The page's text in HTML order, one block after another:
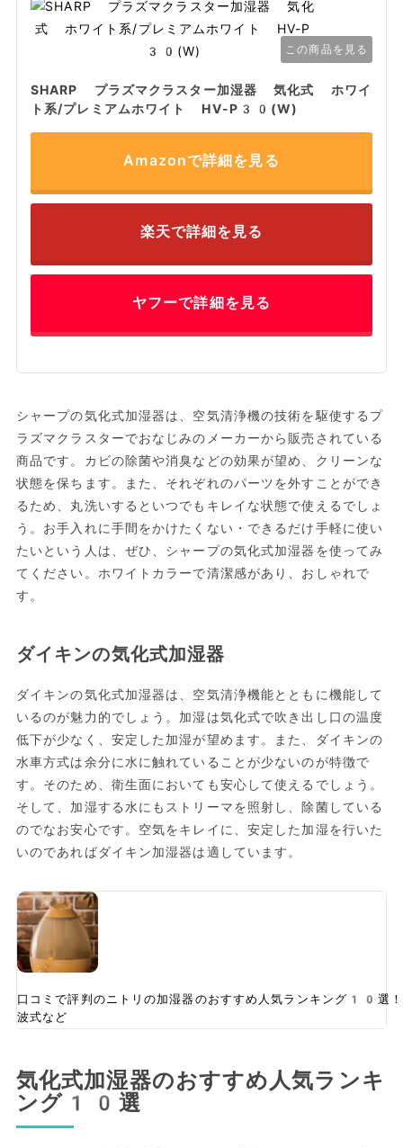
この商品を見る
SHARP プラズマクラスター加湿器 気化式 ホワイ
ト系/プレミアムホワイト HV-P30(W)
Amazonで詳細を見る
楽天で詳細を見る
ヤフーで詳細を見る
シャープの気化式加湿器は、空気清浄機の技術を駆使するプ
ラズマクラスターでおなじみのメーカーから販売されている
商品です。カビの除菌や消臭などの効果が望め、クリーンな
状態を保ちます。また、それぞれのパーツを外すことができ
るため、丸洗いするといつでもキレイな状態で使えるでしょ
う。お手入れに手間をかけたくない・できるだけ手軽に使い
たいという人は、ぜひ、シャープの気化式加湿器を使ってみ
てください。ホワイトカラーで清潔感があり、おしゃれで
す。
ダイキンの気化式加湿器
ダイキンの気化式加湿器は、空気清浄機能とともに機能して
いるのが魅力的でしょう。加湿は気化式で吹き出し口の温度
低下が少なく、安定した加湿が望めます。また、ダイキンの
水車方式は余分に水に触れていることが少ないのが特徴で
す。そのため、衛生面においても安心して使えるでしょう。
そして、加湿する水にもストリーマを照射し、除菌している
のでなお安心です。空気をキレイに、安定した加湿を行いた
いのであればダイキン加湿器は適しています。
口コミで評判のニトリの加湿器のおすすめ人気ランキング10選
波式など
気化式加湿器のおすすめ人気ランキ
ング10選